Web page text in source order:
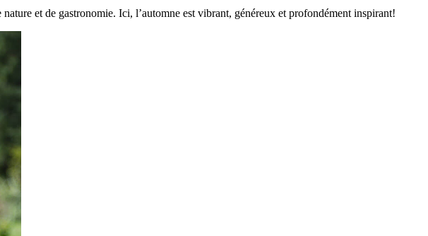
et de gastronomie. Ici, l’automne est vibrant, généreux et profondément inspirant!